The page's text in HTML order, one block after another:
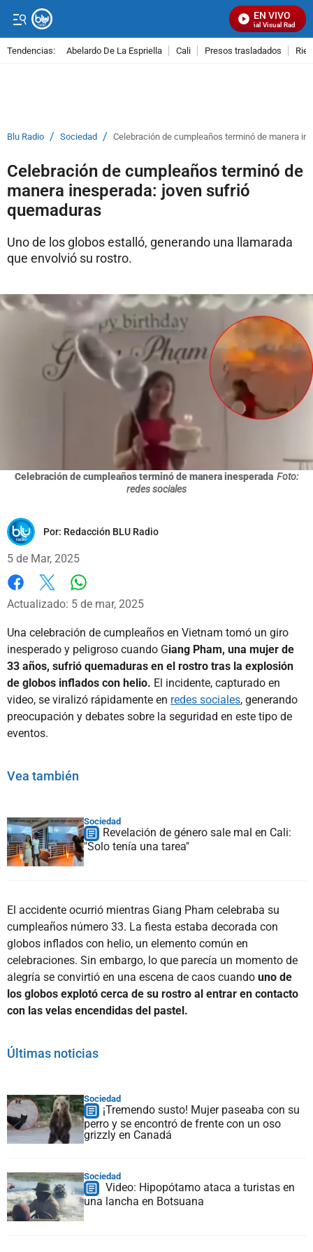
EN VIVO
Señal Visual Radio
Tendencias: Abelardo De La Espriella Cali Presos trasladados
Blu Radio / Sociedad / Celebración de cumpleaños terminó de manera
Celebración de cumpleaños terminó de
manera inesperada: joven sufrió
quemaduras
Uno de los globos estalló, generando una llamarada
que envolvió su rostro.
Celebración de cumpleaños terminó de manera inesperada Foto:
redes sociales
Por: Redacción BLU Radio
5 de Mar, 2025
Facebook
X
Actualizado: 5 de mar, 2025
Una celebración de cumpleaños en Vietnam tomó un giro
inesperado y peligroso cuando Giang Pham, una mujer de
33 años, sufrió quemaduras en el rostro tras la explosión
de globos inflados con helio. El incidente, capturado en
video, se viralizó rápidamente en redes sociales, generando
preocupación y debates sobre la seguridad en este tipo de
eventos.
Vea también
Sociedad
Revelación de género sale mal en Cali:
"Solo tenía una tarea"
El accidente ocurrió mientras Giang Pham celebraba su
cumpleaños número 33. La fiesta estaba decorada con
globos inflados con helio, un elemento común en
celebraciones. Sin embargo, lo que parecía un momento de
alegría se convirtió en una escena de caos cuando uno de
los globos explotó cerca de su rostro al entrar en contacto
con las velas encendidas del pastel.
Últimas noticias
Sociedad
¡Tremendo susto! Mujer paseaba con su
perro y se encontró de frente con un oso
grizzly en Canadá
Sociedad
Video: Hipopótamo ataca a turistas en
una lancha en Botsuana